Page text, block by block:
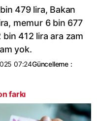
479 lira, Bakan
memur 6 bin 677
412 lira ara zam
yok.
07:24Güncelleme :
farkı